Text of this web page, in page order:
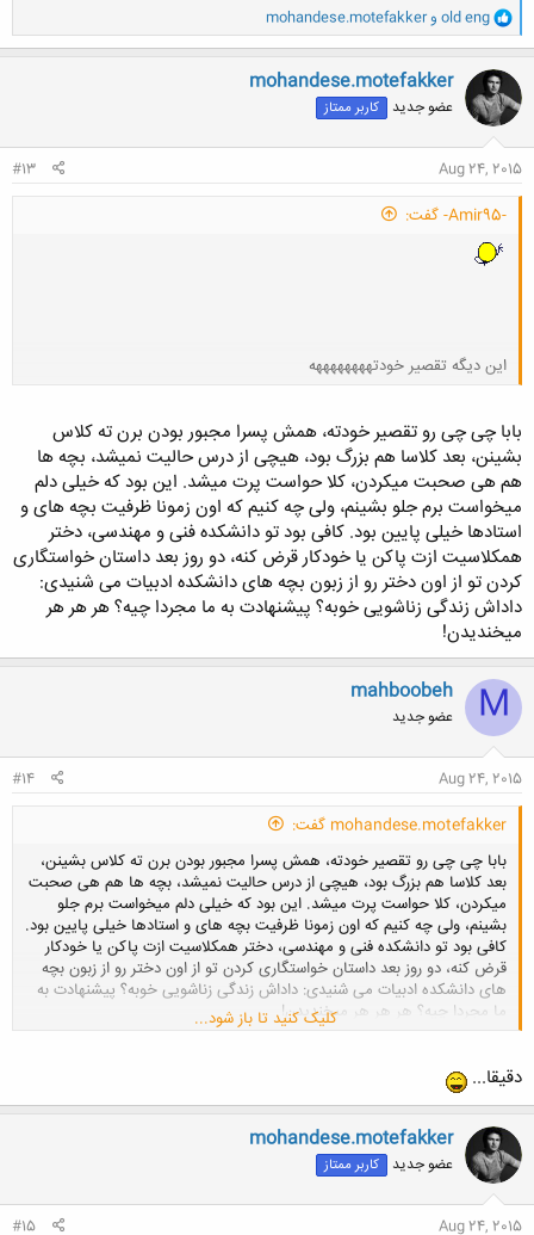
و
ا
ک
ن
ش
ه
ا
old eng وmohandese.motefakker
mohandese.motefakker
عضو جدید کاربر ممتاز
Aug 24, 2015
#13
-Amir95- گفت:
این دیگه تقصیر خودتههههههههه
بابا چی چی رو تقصیر خودته، همش پسرا مجبور بودن برن ته کلاس
بشینن، بعد کلاسا هم بزرگ بود، هیچی از درس حالیت نمیشد، بچه ها
هم هی صحبت میکردن، کلا حواست پرت میشد. این بود که خیلی دلم
میخواست برم جلو بشینم، ولی چه کنیم که اون زمونا ظرفیت بچه های و
استادها خیلی پایین بود. کافی بود تو دانشکده فنی و مهندسی، دختر
همکلاسیت ازت پاکن یا خودکار قرض کنه، دو روز بعد داستان خواستگاری
کردن تو از اون دختر رو از زبون بچه های دانشکده ادبیات می شنیدی:
داداش زندگی زناشویی خوبه؟ پیشنهادت به ما مجردا چیه؟ هر هر هر
میخندیدن!
M
mahboobeh
عضو جدید
Aug 24, 2015
#14
mohandese.motefakker گفت:
بابا چی چی رو تقصیر خودته، همش پسرا مجبور بودن برن ته کلاس بشینن،
بعد کلاسا هم بزرگ بود، هیچی از درس حالیت نمیشد، بچه ها هم هی صحبت
میکردن، کلا حواست پرت میشد. این بود که خیلی دلم میخواست برم جلو
بشینم، ولی چه کنیم که اون زمونا ظرفیت بچه های و استادها خیلی پایین بود.
کافی بود تو دانشکده فنی و مهندسی، دختر همکلاسیت ازت پاکن یا خودکار
قرض کنه، دو روز بعد داستان خواستگاری کردن تو از اون دختر رو از زبون بچه
های دانشکده ادبیات می شنیدی: داداش زندگی زناشویی خوبه؟ پیشنهادت به
ما مجردا چیه؟ هر هر هر میخندیدن!کلیک کنید تا باز شود...
دقیقا...
mohandese.motefakker
عضو جدید کاربر ممتاز
Aug 24, 2015
#15